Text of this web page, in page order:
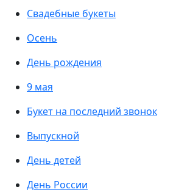
Свадебные букеты
Осень
День рождения
9 мая
Букет на последний звонок
Выпускной
День детей
День России